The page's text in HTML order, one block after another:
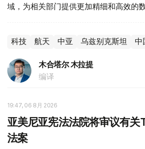
域，为相关部门提供更加精细和高效的数
科技 航天 中亚 乌兹别克斯坦 中
木合塔尔 木拉提
编译
19:47, 06 8月 2026
亚美尼亚宪法法院将审议有关
法案